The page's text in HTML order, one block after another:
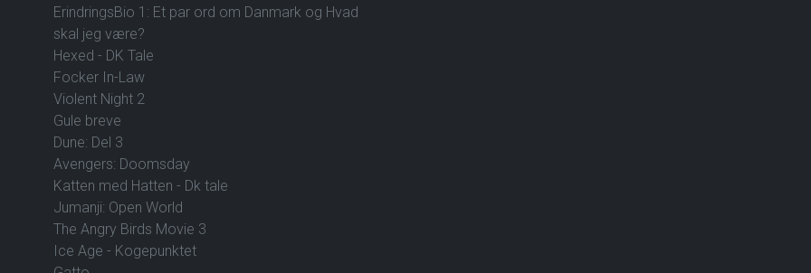
ErindringsBio 1: Et par ord om Danmark og Hvad
skal jeg være?
Hexed - DK Tale
Focker In-Law
Violent Night 2
Gule breve
Dune: Del 3
Avengers: Doomsday
Katten med Hatten - Dk tale
Jumanji: Open World
The Angry Birds Movie 3
Ice Age - Kogepunktet